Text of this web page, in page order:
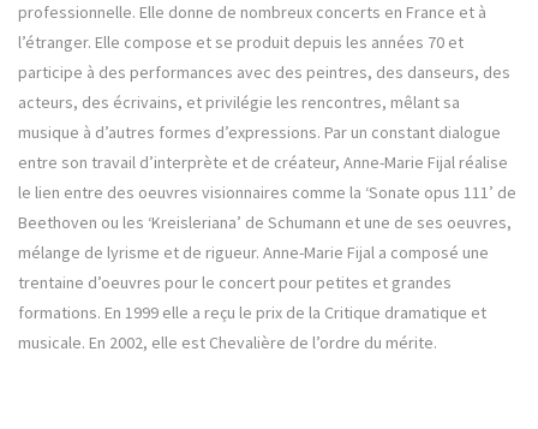
professionnelle. Elle donne de nombreux concerts en France et à
l’étranger. Elle compose et se produit depuis les années 70 et
participe à des performances avec des peintres, des danseurs, des
acteurs, des écrivains, et privilégie les rencontres, mêlant sa
musique à d’autres formes d’expressions. Par un constant dialogue
entre son travail d’interprète et de créateur, Anne-Marie Fijal réalise
le lien entre des oeuvres visionnaires comme la ‘Sonate opus 111’ de
Beethoven ou les ‘Kreisleriana’ de Schumann et une de ses oeuvres,
mélange de lyrisme et de rigueur. Anne-Marie Fijal a composé une
trentaine d’oeuvres pour le concert pour petites et grandes
formations. En 1999 elle a reçu le prix de la Critique dramatique et
musicale. En 2002, elle est Chevalière de l’ordre du mérite.